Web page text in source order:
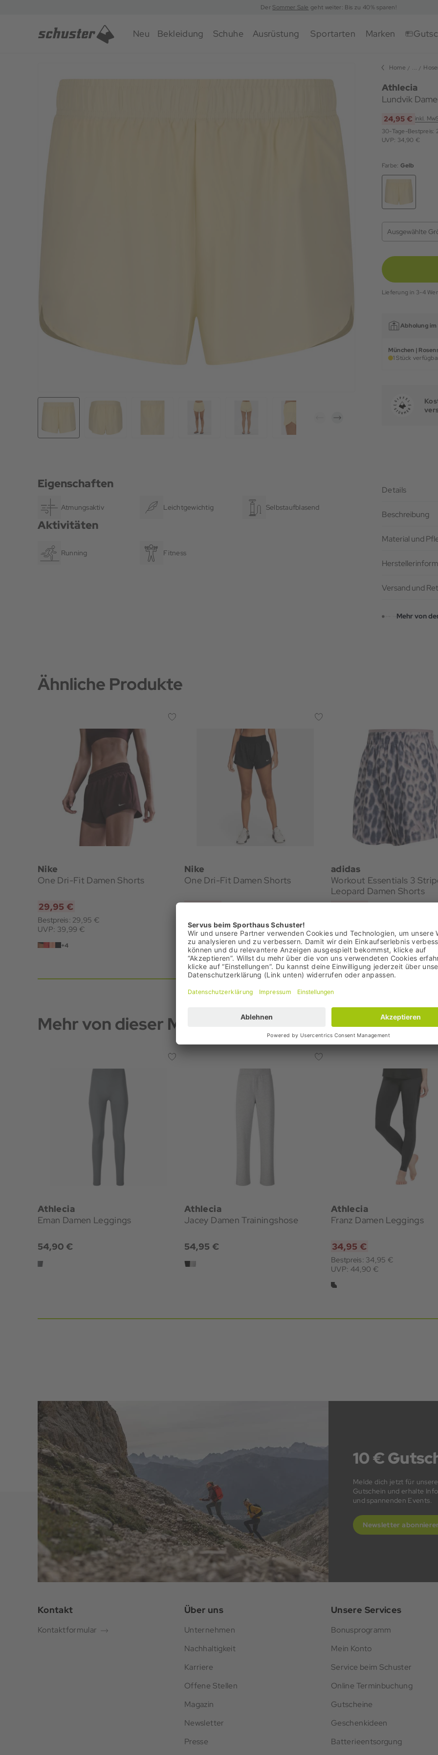
DerSommer Sale geht weiter: Bis zu 40% sparen!
Neu Bekleidung Schuhe Ausrüstung Sportarten Marken
Home ...
Athlecia
Lundvik
24,95 € inkl.
30-Tage-Bestpreis:
UVP: 34,90 €
Farbe: Gelb
Ausgewählte
Lieferung in 3-4
Abholung im
München |
1 Stück
Eigenschaften
Atmungsaktiv Leichtgewichtig Selbstaufblasend
Aktivitäten
Running Fitness
Details
Beschreibung
Material und
Versand und
Mehr von
Ähnliche Produkte
Nike
One Dri-Fit Damen Shorts
29,95 €
Bestpreis: 29,95 €
UVP: 39,99 €
+4
Nike
One Dri-Fit Damen Shorts
Bestpreis: 29,95 €
UVP: 39,99 €
+4
adidas
Workout Essentials 3
Leopard Damen Shorts
UVP: 35,00 €
Mehr von dieser Marke
Athlecia
Eman Damen Leggings
54,90 €
Athlecia
Jacey Damen Trainingshose
54,95 €
Athlecia
Franz Damen Leggings
34,95 €
Bestpreis: 34,95 €
UVP: 44,90 €
10 €
Melde dich jetzt für
Gutschein und erhalte
und spannenden Events.
Newsletter
Kontakt
Kontaktformular
Über uns
Unternehmen
Nachhaltigkeit
Karriere
Offene Stellen
Magazin
Newsletter
Presse
Unsere Services
Bonusprogramm
Mein Konto
Service beim Schuster
Online Terminbuchung
Gutscheine
Geschenkideen
Batterieentsorgung